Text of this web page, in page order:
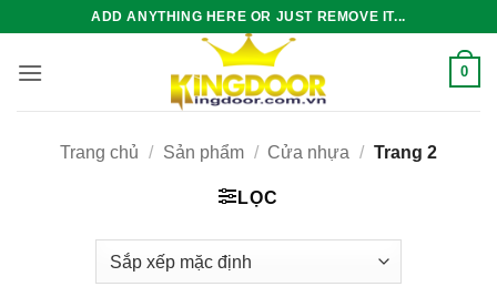
nội
ADD ANYTHING HERE OR JUST REMOVE IT...
0
Trang chủ / Sản phẩm / Cửa nhựa / Trang 2
LỌC